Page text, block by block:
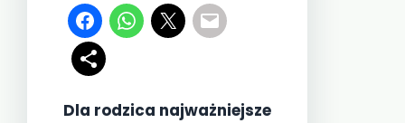
Dla rodzica najważniejsze